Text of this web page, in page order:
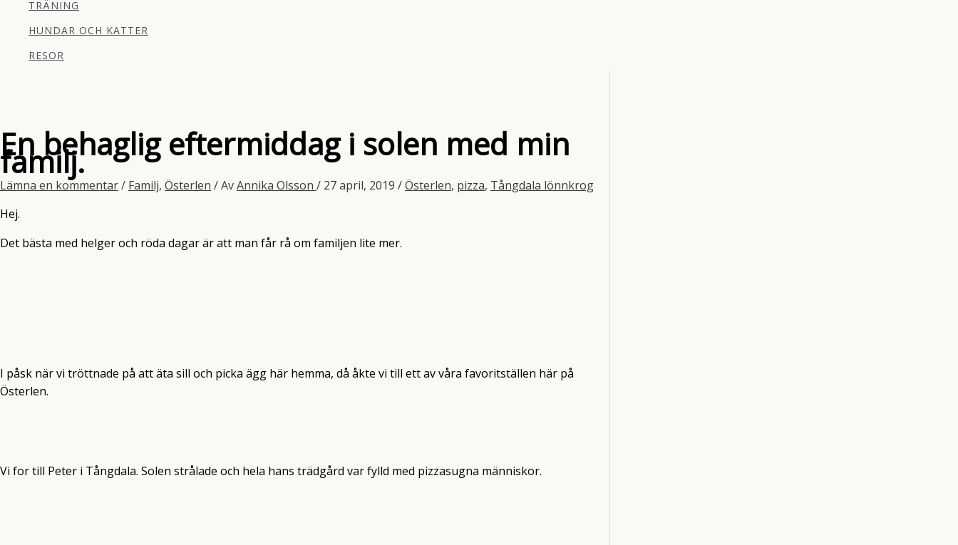
TRÄNING
HUNDAR OCH KATTER
RESOR
En behaglig eftermiddag i solen med min
familj.
Lämna en kommentar/ Familj, Österlen / AvAnnika Olsson / 27 april, 2019 /Österlen, pizza, Tångdala lönnkrog
Hej.
Det bästa med helger och röda dagar är att man får rå om familjen lite mer.
I påsk när vi tröttnade på att äta sill och picka ägg här hemma, då åkte vi till ett av våra favoritställen här på
Österlen.
Vi for till Peter i Tångdala. Solen strålade och hela hans trädgård var fylld med pizzasugna människor.